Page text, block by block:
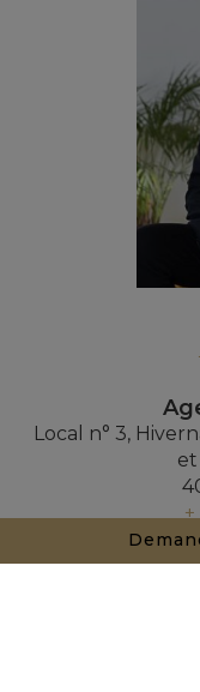
Local n° 3,
et
Demande